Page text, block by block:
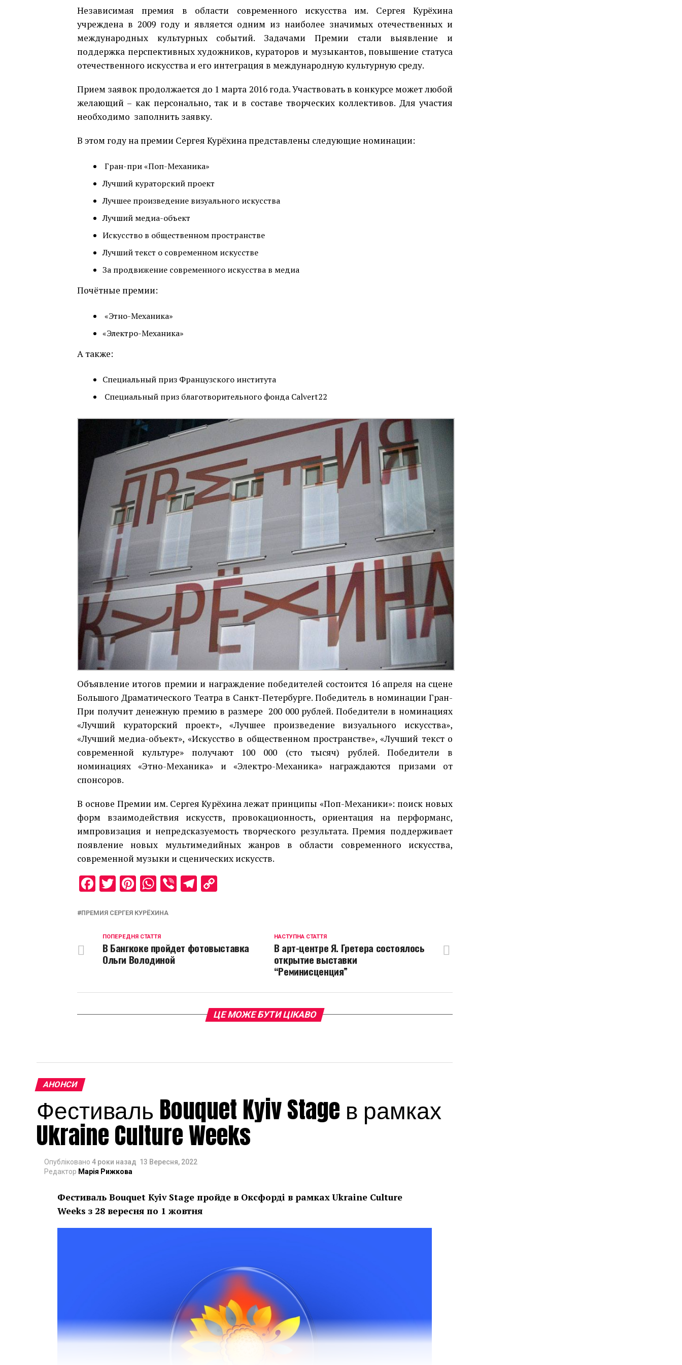
Независимая премия в области современного искусства им. Сергея Курёхина
учреждена в 2009 году и является одним из наиболее значимых отечественных и
международных культурных событий. Задачами Премии стали выявление и
поддержка перспективных художников, кураторов и музыкантов, повышение статуса
отечественного искусства и его интеграция в международную культурную среду.
Прием заявок продолжается до 1 марта 2016 года. Участвовать в конкурсе может любой
желающий – как персонально, так и в составе творческих коллективов. Для участия
необходимо заполнить заявку.
В этом году на премии Сергея Курёхина представлены следующие номинации:
Гран-при «Поп-Механика»
Лучший кураторский проект
Лучшее произведение визуального искусства
Лучший медиа-объект
Искусство в общественном пространстве
Лучший текст о современном искусстве
За продвижение современного искусства в медиа
Почётные премии:
«Этно-Механика»
«Электро-Механика»
А также:
Специальный приз Французского института
Специальный приз благотворительного фонда Calvert22
Объявление итогов премии и награждение победителей состоится 16 апреля на сцене
Большого Драматического Театра в Санкт-Петербурге. Победитель в номинации Гран-
При получит денежную премию в размере 200 000 рублей. Победители в номинациях
«Лучший кураторский проект», «Лучшее произведение визуального искусства»,
«Лучший медиа-объект», «Искусство в общественном пространстве», «Лучший текст о
современной культуре» получают 100 000 (сто тысяч) рублей. Победители в
номинациях «Этно-Механика» и «Электро-Механика» награждаются призами от
спонсоров.
В основе Премии им. Сергея Курёхина лежат принципы «Поп-Механики»: поиск новых
форм взаимодействия искусств, провокационность, ориентация на перформанс,
импровизация и непредсказуемость творческого результата. Премия поддерживает
появление новых мультимедийных жанров в области современного искусства,
современной музыки и сценических искусств.
Facebook
Twitter
Pinterest
WhatsApp
ViberTelegram
ПРЕМИЯ СЕРГЕЯ КУРЁХИНА
НАСТУПНА СТАТТЯ
В арт-центре Я. Гретера состоялось
открытие выставки
“Реминисценция”
ПОПЕРЕДНЯ СТАТТЯ
В Бангкоке пройдет фотовыставка
Ольги Володиной
ЦЕ МОЖЕ БУТИ ЦІКАВО
АНОНСИ
Фестиваль Bouquet Kyiv Stage в рамках
Ukraine Culture Weeks
Опубліковано 4 роки назад 13 Вересня, 2022
Редактор Марія Рижкова
Фестиваль Bouquet Kyiv Stage пройде в Оксфорді в рамкахUkraine Culture
Weeks з 28 вересня по 1 жовтня